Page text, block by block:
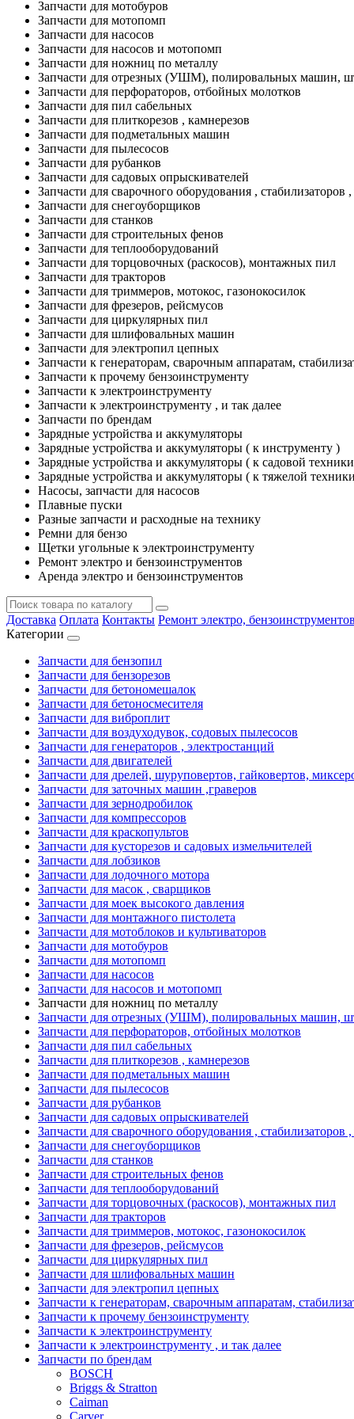
Запчасти для мотобуров
Запчасти для мотопомп
Запчасти для насосов
Запчасти для насосов и мотопомп
Запчасти для ножниц по металлу
Запчасти для отрезных (УШМ), полировальных машин,
Запчасти для перфораторов, отбойных молотков
Запчасти для пил сабельных
Запчасти для плиткорезов , камнерезов
Запчасти для подметальных машин
Запчасти для пылесосов
Запчасти для рубанков
Запчасти для садовых опрыскивателей
Запчасти для сварочного оборудования , стабилизаторов
Запчасти для снегоуборщиков
Запчасти для станков
Запчасти для строительных фенов
Запчасти для теплооборудований
Запчасти для торцовочных (раскосов), монтажных пил
Запчасти для тракторов
Запчасти для триммеров, мотокос, газонокосилок
Запчасти для фрезеров, рейсмусов
Запчасти для циркулярных пил
Запчасти для шлифовальных машин
Запчасти для электропил цепных
Запчасти к генераторам, сварочным аппаратам,
Запчасти к прочему бензоинструменту
Запчасти к электроинструменту
Запчасти к электроинструменту , и так далее
Запчасти по брендам
Зарядные устройства и аккумуляторы
Зарядные устройства и аккумуляторы ( к инструменту )
Зарядные устройства и аккумуляторы ( к садовой
Зарядные устройства и аккумуляторы ( к тяжелой
Насосы, запчасти для насосов
Плавные пуски
Разные запчасти и расходные на технику
Ремни для бензо
Щетки угольные к электроинструменту
Ремонт электро и бензоинструментов
Аренда электро и бензоинструментов
Доставка Оплата Контакты Ремонт электро, бензоинструментов
Категории
Запчасти для бензопил
Запчасти для бензорезов
Запчасти для бетономешалок
Запчасти для бетоносмесителя
Запчасти для виброплит
Запчасти для воздуходувок, содовых пылесосов
Запчасти для генераторов , электростанций
Запчасти для двигателей
Запчасти для дрелей, шуруповертов, гайковертов,
Запчасти для заточных машин ,граверов
Запчасти для зернодробилок
Запчасти для компрессоров
Запчасти для краскопультов
Запчасти для кусторезов и садовых измельчителей
Запчасти для лобзиков
Запчасти для лодочного мотора
Запчасти для масок , сварщиков
Запчасти для моек высокого давления
Запчасти для монтажного пистолета
Запчасти для мотоблоков и культиваторов
Запчасти для мотобуров
Запчасти для мотопомп
Запчасти для насосов
Запчасти для насосов и мотопомп
Запчасти для ножниц по металлу
Запчасти для отрезных (УШМ), полировальных машин,
Запчасти для перфораторов, отбойных молотков
Запчасти для пил сабельных
Запчасти для плиткорезов , камнерезов
Запчасти для подметальных машин
Запчасти для пылесосов
Запчасти для рубанков
Запчасти для садовых опрыскивателей
Запчасти для сварочного оборудования , стабилизаторов
Запчасти для снегоуборщиков
Запчасти для станков
Запчасти для строительных фенов
Запчасти для теплооборудований
Запчасти для торцовочных (раскосов), монтажных пил
Запчасти для тракторов
Запчасти для триммеров, мотокос, газонокосилок
Запчасти для фрезеров, рейсмусов
Запчасти для циркулярных пил
Запчасти для шлифовальных машин
Запчасти для электропил цепных
Запчасти к генераторам, сварочным аппаратам,
Запчасти к прочему бензоинструменту
Запчасти к электроинструменту
Запчасти к электроинструменту , и так далее
Запчасти по брендам
BOSCH
Briggs & Stratton
Caiman
Carver